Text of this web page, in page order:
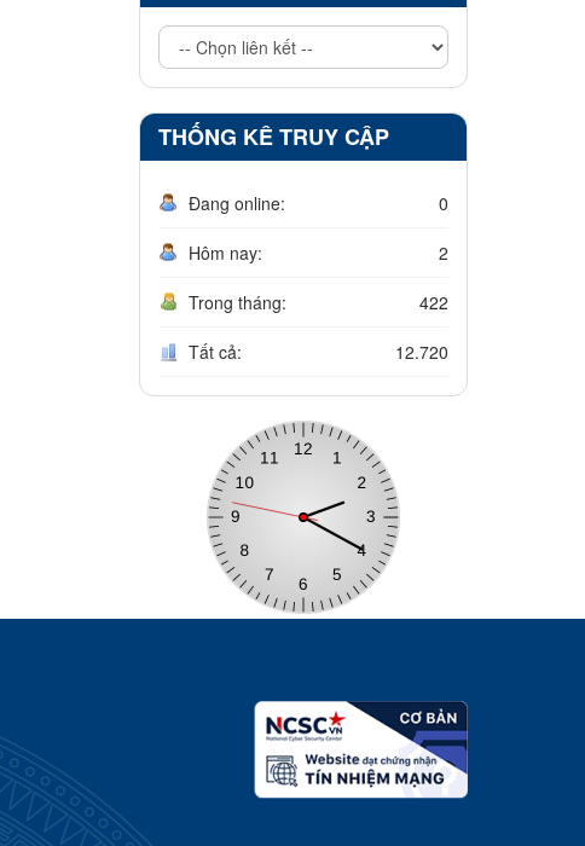
THỐNG KÊ TRUY CẬP
Đang online: 0
Hôm nay: 2
Trong tháng: 422
Tất cả: 12.720